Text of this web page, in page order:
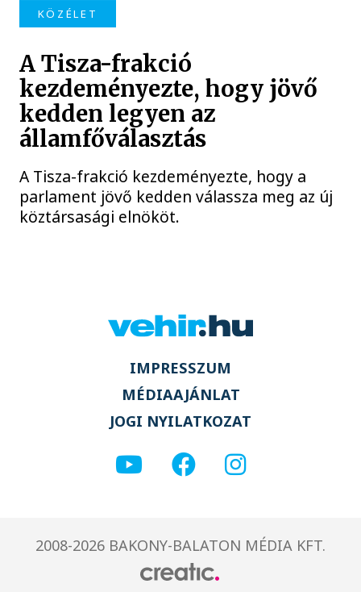
KÖZÉLET
A Tisza-frakció
kezdeményezte, hogy jövő
kedden legyen az
államfőválasztás
A Tisza-frakció kezdeményezte, hogy a
parlament jövő kedden válassza meg az új
köztársasági elnököt.
IMPRESSZUM
MÉDIAAJÁNLAT
JOGI NYILATKOZAT
2008-2026 BAKONY-BALATON MÉDIA KFT.